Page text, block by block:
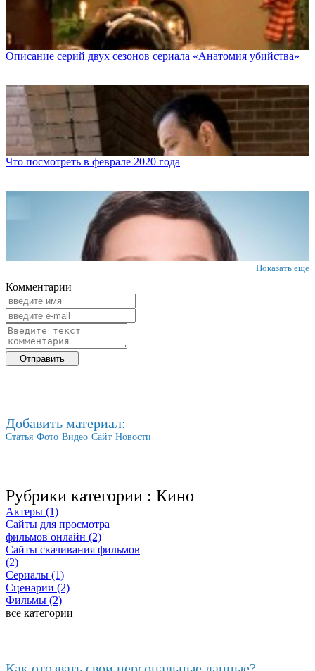
Описание серий двух сезонов сериала «Анатомия убийства»
Что посмотреть в феврале 2020 года
Показать еще
Комментарии
Добавить материал:
Статья Фото Видео Сайт Новости
Рубрики категории : Кино
Актеры (1)
Сайты для просмотра
фильмов онлайн (2)
Сайты скачивания фильмов
(2)
Сериалы (1)
Сценарии (2)
Фильмы (2)
все категории